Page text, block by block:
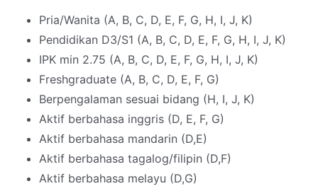
Pria/Wanita (A, B, C, D, E, F, G, H, I, J, K)
Pendidikan D3/S1 (A, B, C, D, E, F, G, H, I, J, K)
IPK min 2.75 (A, B, C, D, E, F, G, H, I, J, K)
Freshgraduate (A, B, C, D, E, F, G)
Berpengalaman sesuai bidang (H, I, J, K)
Aktif berbahasa inggris (D, E, F, G)
Aktif berbahasa mandarin (D,E)
Aktif berbahasa tagalog/filipin (D,F)
Aktif berbahasa melayu (D,G)